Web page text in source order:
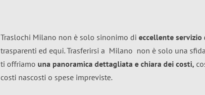
Traslochi Milano non è solo sinonimo di eccellente servizio
trasparenti ed equi. Trasferirsi a Milano non è solo una
ti offriamo una panoramica dettagliata e chiara dei costi,
costi nascosti o spese impreviste.